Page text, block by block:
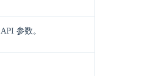
API 参数。